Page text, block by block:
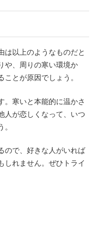
は以上のようなものだと
や、周りの寒い環境か
とが原因でしょう。
。寒いと本能的に温かさ
人が恋しくなって、いつ
ので、好きな人がいれば
しれません。ぜひトライ